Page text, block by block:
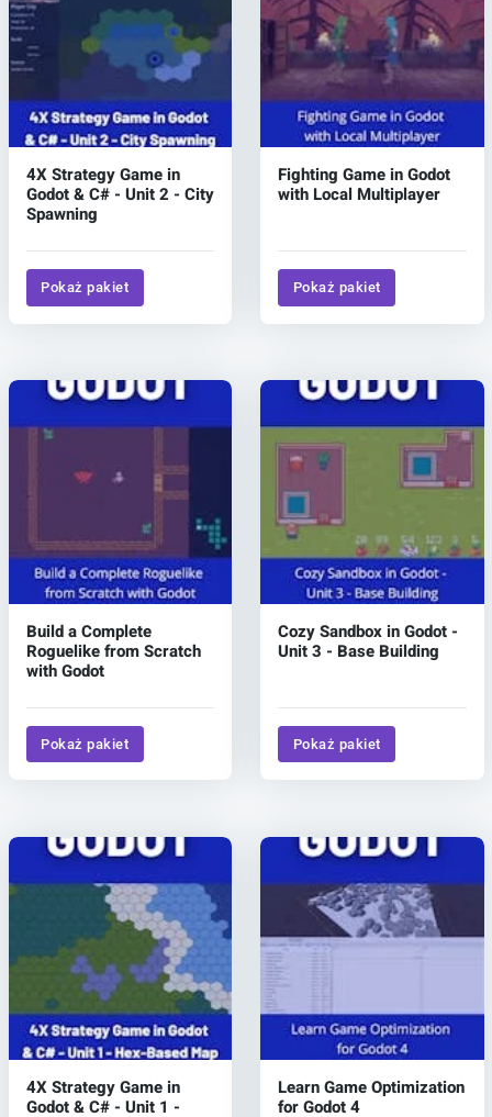
4X Strategy Game in
Godot & C# - Unit 2 - City
Spawning
Pokaż pakiet
Fighting Game in Godot
with Local Multiplayer
Pokaż pakiet
Build a Complete
Roguelike from Scratch
with Godot
Pokaż pakiet
Cozy Sandbox in Godot -
Unit 3 - Base Building
Pokaż pakiet
4X Strategy Game in
Godot & C# - Unit 1 -
Learn Game Optimization
for Godot 4